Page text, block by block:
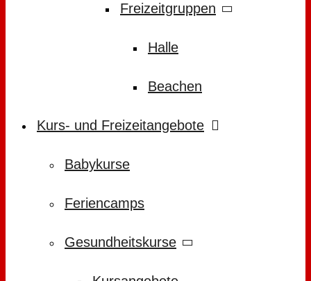
Freizeitgruppen
Halle
Beachen
Kurs- und Freizeitangebote
Babykurse
Feriencamps
Gesundheitskurse